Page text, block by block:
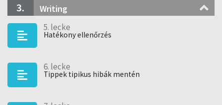
3. Writing
5. lecke
Hatékony ellenőrzés
6. lecke
Tippek tipikus hibák mentén